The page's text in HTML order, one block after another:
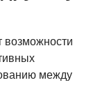
возможности
между